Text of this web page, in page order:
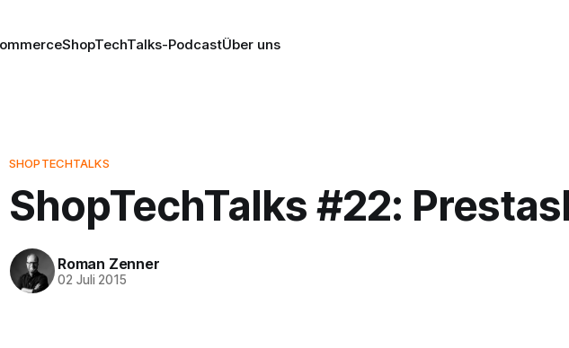
ShopTechTalks-PodcastÜber uns
SHOPTECHTALKS
ShopTechTalks #22:
Roman Zenner
02 Juli 2015